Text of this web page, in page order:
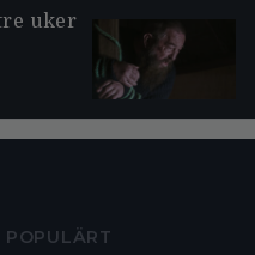
uker
POPULÄRT